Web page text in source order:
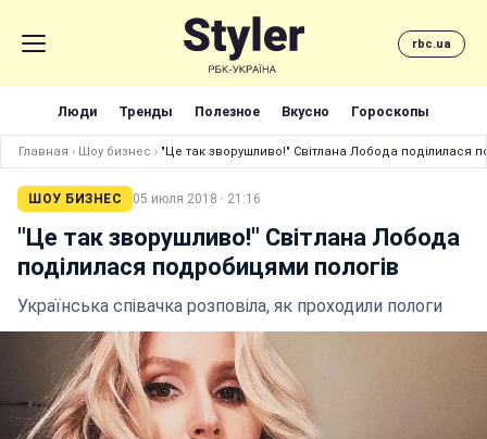
rbc.ua
Люди Тренды Полезное Вкусно Гороскопы
Главная › Шоу бизнес › "Це так зворушливо!" Світлана Лобода поділилася
ШОУ БИЗНЕС 05 июля 2018 · 21:16
"Це так зворушливо!" Світлана Лобода
поділилася подробицями пологів
Українська співачка розповіла, як проходили пологи